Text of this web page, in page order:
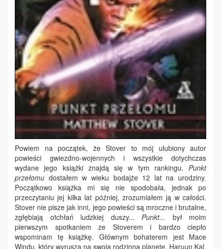
Powiem na początek, że Stover to mój ulubiony autor
powieści gwiezdno-wojennych i wszystkie dotychczas
wydane jego książki znajdą się w tym rankingu. Punkt
przełomu dostałem w wieku bodajże 12 lat na urodziny.
Początkowo książka mi się nie spodobała, jednak po
przeczytaniu jej kilka lat później, zrozumiałem ją w całości.
Stover nie pisze jak inni, jego powieści są mroczne i brutalne,
zgłębiają otchłań ludzkiej duszy... Punkt... był moim
pierwszym spotkaniem ze Stoverem i bardzo ciepło
wspominam tę książkę. Głównym bohaterem jest Mace
Windu, który wyrusza na swoją rodzinną planetę, Haruun Kal,